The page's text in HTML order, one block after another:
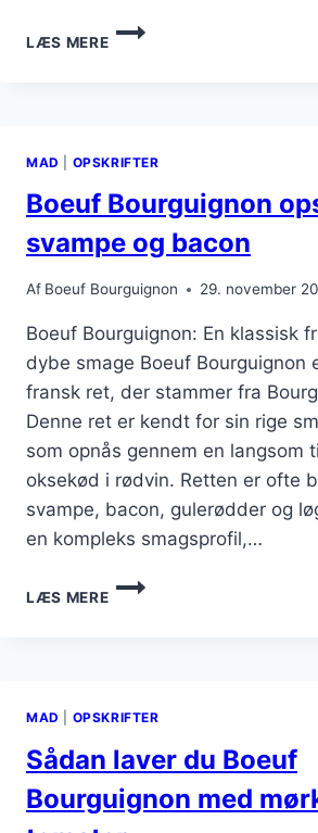
LÆS MERE
SMAGFULD
HJEMMELAVET
MAD OPSKRIFTER
Boeuf Bourguignon
svampe og bacon
Af Boeuf Bourguignon 29. november
Boeuf Bourguignon: En klassisk
dybe smage Boeuf Bourguignon
fransk ret, der stammer fra
Denne ret er kendt for sin rige
som opnås gennem en langsom
oksekød i rødvin. Retten er ofte
svampe, bacon, gulerødder og
en kompleks smagsprofil,…
LÆS MERE
BOEUF
BOURGUIGNON
BACON
MAD OPSKRIFTER
Sådan laver du Boeuf
Bourguignon med